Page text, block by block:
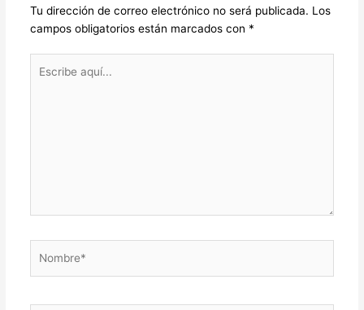
Tu dirección de correo electrónico no será publicada. Los
campos obligatorios están marcados con *
aquí...